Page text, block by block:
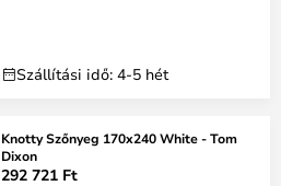
Szállítási idő: 4-5 hét
Knotty Szőnyeg 170x240 White - Tom
Dixon
292 721 Ft